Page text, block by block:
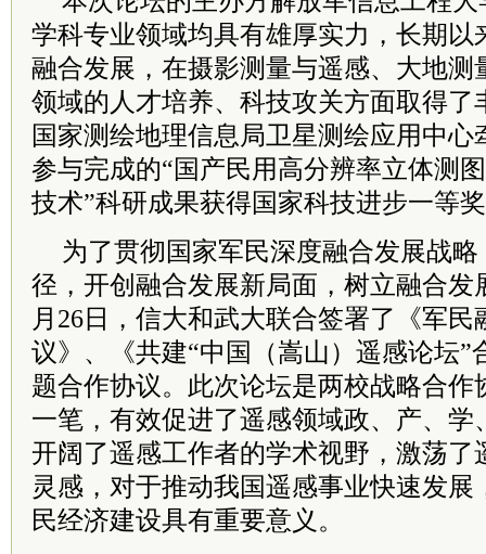
学科专业领域均具有雄厚实力，长期以
融合发展，在摄影测量与遥感、大地测
领域的人才培养、科技攻关方面取得了
国家测绘地理信息局卫星测绘应用中心
参与完成的“国产民用高分辨率立体测
技术”科研成果获得国家科技进步一等
为了贯彻国家军民深度融合发展战
径，开创融合发展新局面，树立融合发
月26日，信大和武大联合签署了《军
议》、《共建“中国（嵩山）遥感论坛”
题合作协议。此次论坛是两校战略合作
一笔，有效促进了遥感领域政、产、学
开阔了遥感工作者的学术视野，激荡了
灵感，对于推动我国遥感事业快速发展
民经济建设具有重要意义。